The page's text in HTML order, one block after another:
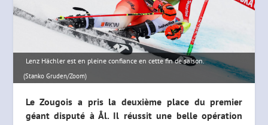
Lenz Hächler est en pleine confiance en cette fin de saison.
(Stanko Gruden/Zoom)
Le Zougois a pris la deuxième place du premier
géant disputé à Ål. Il réussit une belle opération